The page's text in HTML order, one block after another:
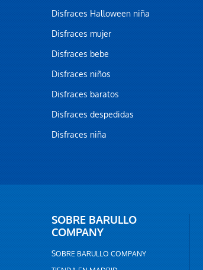
Disfraces Halloween niña
Disfraces mujer
Disfraces bebe
Disfraces niños
Disfraces baratos
Disfraces despedidas
Disfraces niña
SOBRE BARULLO
COMPANY
SOBRE BARULLO COMPANY